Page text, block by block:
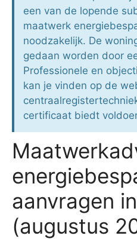
een van de lopende
maatwerk
noodzakelijk. De
gedaan worden door
Professionele en
kan je vinden op de
certificaat biedt
aanvragen
(augustus